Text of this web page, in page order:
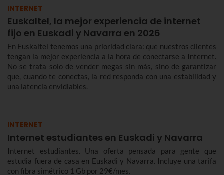
INTERNET
Euskaltel, la mejor experiencia de internet
fijo en Euskadi y Navarra en 2026
En Euskaltel tenemos una prioridad clara: que nuestros clientes
tengan la mejor experiencia a la hora de conectarse a Internet.
No se trata solo de vender megas sin más, sino de garantizar
que, cuando te conectas, la red responda con una estabilidad y
una latencia envidiables.
INTERNET
Internet estudiantes en Euskadi y Navarra
Internet estudiantes. Una oferta pensada para gente que
estudia fuera de casa en Euskadi y Navarra. Incluye una tarifa
con fibra simétrico 1 Gb por 29€/mes.